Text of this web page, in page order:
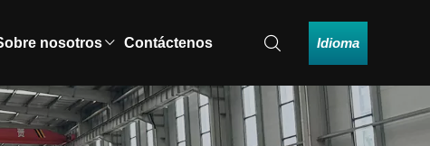
nosotros Contáctenos Idioma